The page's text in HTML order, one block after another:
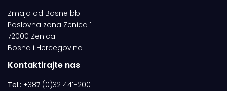
Zmaja od Bosne bb
Poslovna zona Zenica 1
72000 Zenica
Bosna i Hercegovina
Kontaktirajte nas
Tel.: +387 (0)32 441-200